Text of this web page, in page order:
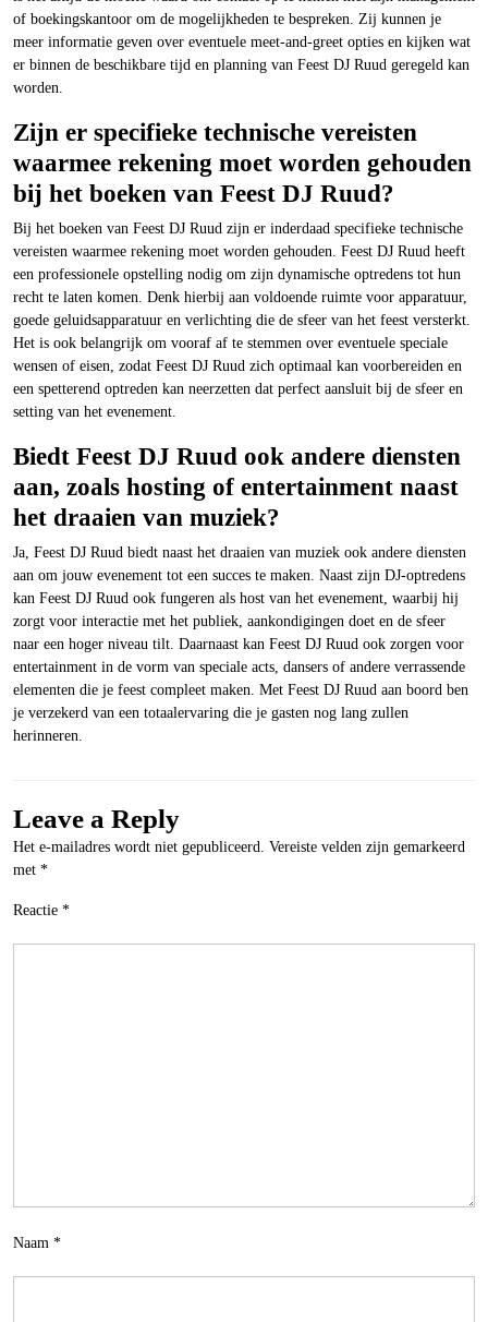
of boekingskantoor om de mogelijkheden te bespreken. Zij kunnen je
meer informatie geven over eventuele meet-and-greet opties en kijken wat
er binnen de beschikbare tijd en planning van Feest DJ Ruud geregeld kan
worden.
Zijn er specifieke technische vereisten
waarmee rekening moet worden gehouden
bij het boeken van Feest DJ Ruud?
Bij het boeken van Feest DJ Ruud zijn er inderdaad specifieke technische
vereisten waarmee rekening moet worden gehouden. Feest DJ Ruud heeft
een professionele opstelling nodig om zijn dynamische optredens tot hun
recht te laten komen. Denk hierbij aan voldoende ruimte voor apparatuur,
goede geluidsapparatuur en verlichting die de sfeer van het feest versterkt.
Het is ook belangrijk om vooraf af te stemmen over eventuele speciale
wensen of eisen, zodat Feest DJ Ruud zich optimaal kan voorbereiden en
een spetterend optreden kan neerzetten dat perfect aansluit bij de sfeer en
setting van het evenement.
Biedt Feest DJ Ruud ook andere diensten
aan, zoals hosting of entertainment naast
het draaien van muziek?
Ja, Feest DJ Ruud biedt naast het draaien van muziek ook andere diensten
aan om jouw evenement tot een succes te maken. Naast zijn DJ-optredens
kan Feest DJ Ruud ook fungeren als host van het evenement, waarbij hij
zorgt voor interactie met het publiek, aankondigingen doet en de sfeer
naar een hoger niveau tilt. Daarnaast kan Feest DJ Ruud ook zorgen voor
entertainment in de vorm van speciale acts, dansers of andere verrassende
elementen die je feest compleet maken. Met Feest DJ Ruud aan boord ben
je verzekerd van een totaalervaring die je gasten nog lang zullen
herinneren.
Leave a Reply
Het e-mailadres wordt niet gepubliceerd. Vereiste velden zijn gemarkeerd
met *
Reactie *
Naam *